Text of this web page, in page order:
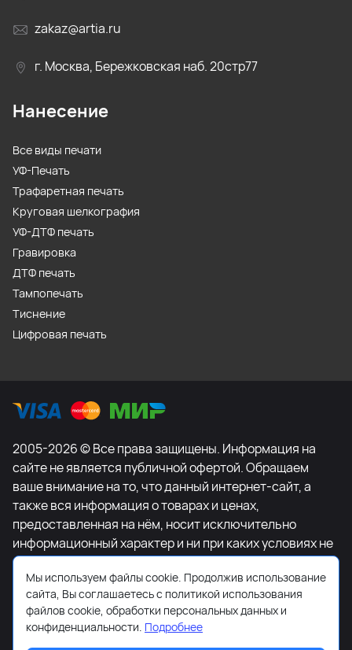
zakaz@artia.ru
г. Москва, Бережковская наб. 20стр77
Нанесение
Все виды печати
УФ-Печать
Трафаретная печать
Круговая шелкография
УФ-ДТФ печать
Гравировка
ДТФ печать
Тампопечать
Тиснение
Цифровая печать
2005-2026 © Все права защищены. Информация на
сайте не является публичной офертой. Обращаем
ваше внимание на то, что данный интернет-сайт, а
также вся информация о товарах и ценах,
предоставленная на нём, носит исключительно
информационный характер и ни при каких условиях не
является публичной офертой, определяемой
положениями Статьи 437 Гражданского кодекса
Российской Федерации. Для получения подробной
информации о наличии и стоимости указанных
товаров и (или) услуг, пожалуйста, обращайтесь к
Мы используем файлы cookie. Продолжив использование
сайта, Вы соглашаетесь с политикой использования
файлов cookie, обработки персональных данных и
конфиденциальности. Подробнее